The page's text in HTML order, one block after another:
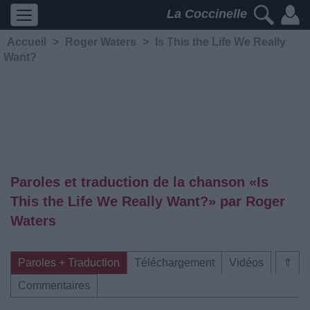
La Coccinelle
Accueil > Roger Waters >
Is This the Life We Really
Want?
Paroles et traduction de la chanson «Is
This the Life We Really Want?» par Roger
Waters
⇑
Paroles + Traduction Téléchargement
Vidéos
Commentaires